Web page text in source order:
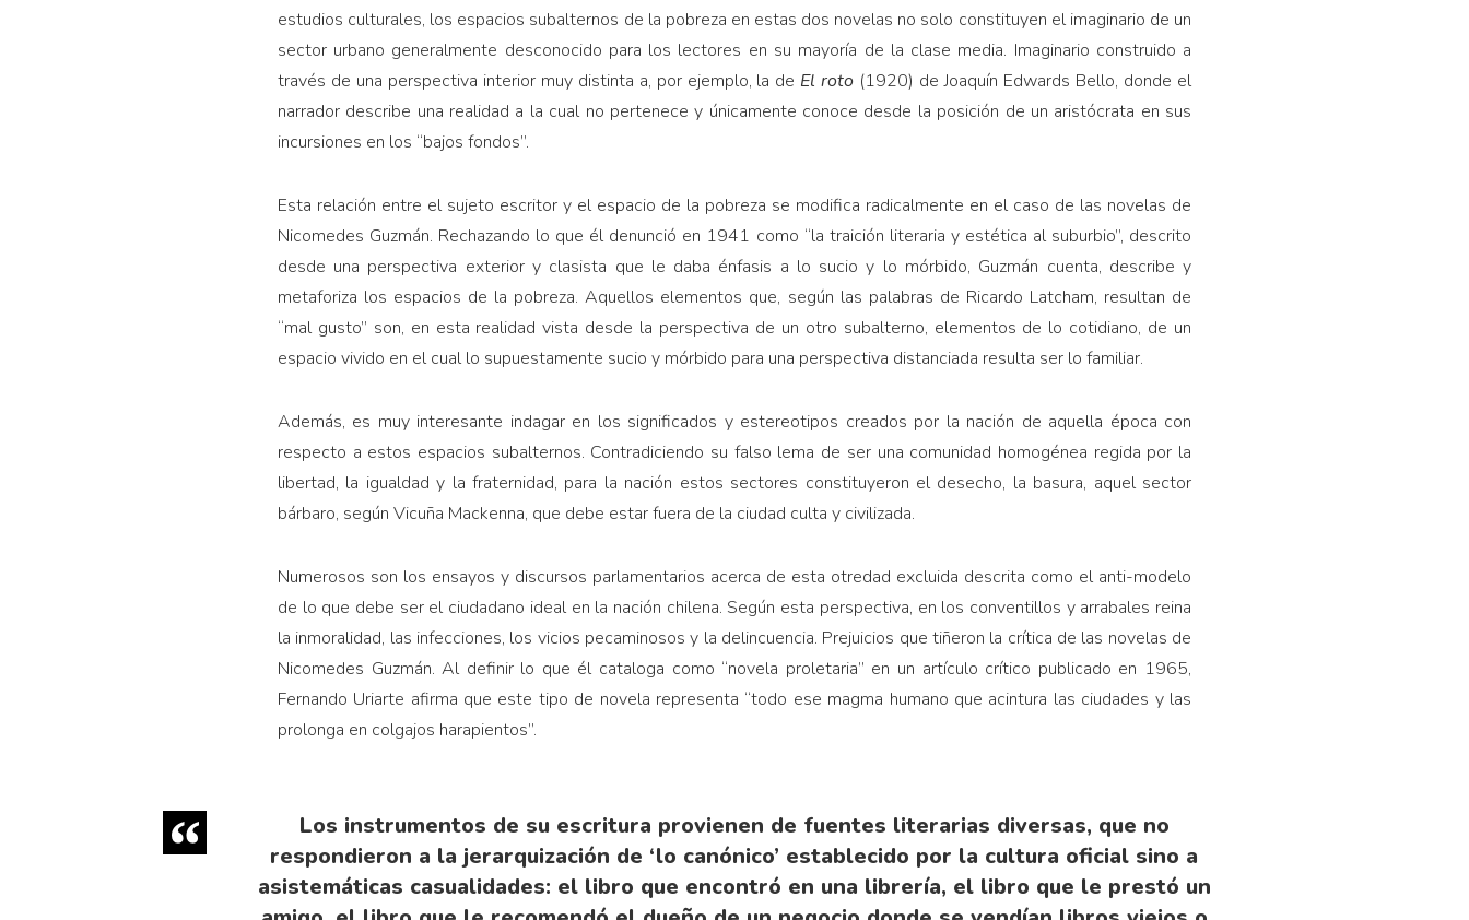
estudios culturales, los espacios subalternos de la pobreza en estas dos novelas no solo constituyen el imaginario de un
sector urbano generalmente desconocido para los lectores en su mayoría de la clase media. Imaginario construido a
través de una perspectiva interior muy distinta a, por ejemplo, la de El roto (1920) de Joaquín Edwards Bello, donde el
narrador describe una realidad a la cual no pertenece y únicamente conoce desde la posición de un aristócrata en sus
incursiones en los “bajos fondos”.
Esta relación entre el sujeto escritor y el espacio de la pobreza se modifica radicalmente en el caso de las novelas de
Nicomedes Guzmán. Rechazando lo que él denunció en 1941 como “la traición literaria y estética al suburbio”, descrito
desde una perspectiva exterior y clasista que le daba énfasis a lo sucio y lo mórbido, Guzmán cuenta, describe y
metaforiza los espacios de la pobreza. Aquellos elementos que, según las palabras de Ricardo Latcham, resultan de
“mal gusto” son, en esta realidad vista desde la perspectiva de un otro subalterno, elementos de lo cotidiano, de un
espacio vivido en el cual lo supuestamente sucio y mórbido para una perspectiva distanciada resulta ser lo familiar.
Además, es muy interesante indagar en los significados y estereotipos creados por la nación de aquella época con
respecto a estos espacios subalternos. Contradiciendo su falso lema de ser una comunidad homogénea regida por la
libertad, la igualdad y la fraternidad, para la nación estos sectores constituyeron el desecho, la basura, aquel sector
bárbaro, según Vicuña Mackenna, que debe estar fuera de la ciudad culta y civilizada.
Numerosos son los ensayos y discursos parlamentarios acerca de esta otredad excluida descrita como el anti-modelo
de lo que debe ser el ciudadano ideal en la nación chilena. Según esta perspectiva, en los conventillos y arrabales reina
la inmoralidad, las infecciones, los vicios pecaminosos y la delincuencia. Prejuicios que tiñeron la crítica de las novelas de
Nicomedes Guzmán. Al definir lo que él cataloga como “novela proletaria” en un artículo crítico publicado en 1965,
Fernando Uriarte afirma que este tipo de novela representa “todo ese magma humano que acintura las ciudades y las
prolonga en colgajos harapientos”.
Los instrumentos de su escritura provienen de fuentes literarias diversas, que no
respondieron a la jerarquización de ‘lo canónico’ establecido por la cultura oficial sino a
asistemáticas casualidades: el libro que encontró en una librería, el libro que le prestó un